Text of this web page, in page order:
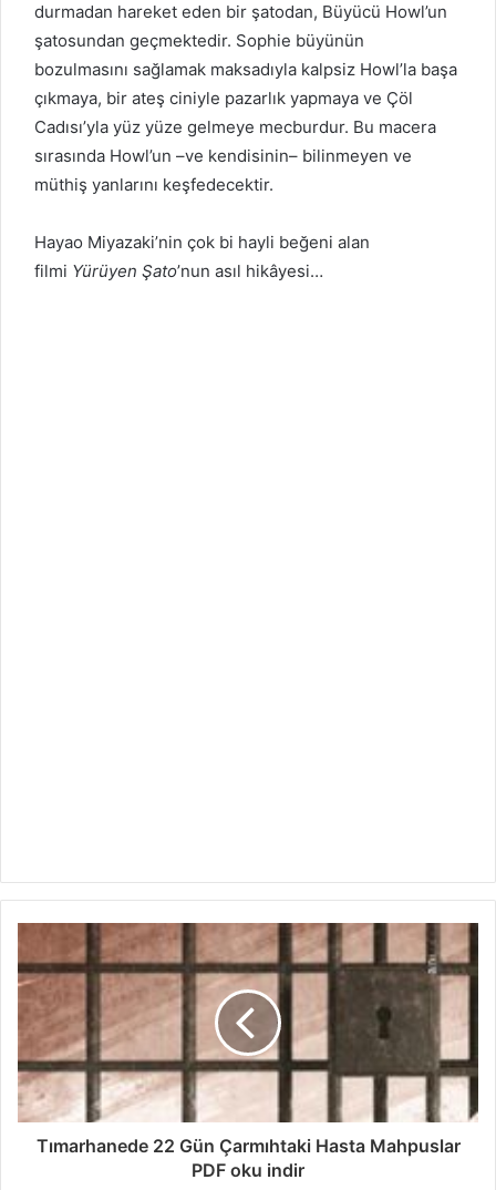
durmadan hareket eden bir şatodan, Büyücü Howl’un
şatosundan geçmektedir. Sophie büyünün
bozulmasını sağlamak maksadıyla kalpsiz Howl’la başa
çıkmaya, bir ateş ciniyle pazarlık yapmaya ve Çöl
Cadısı’yla yüz yüze gelmeye mecburdur. Bu macera
sırasında Howl’un –ve kendisinin– bilinmeyen ve
müthiş yanlarını keşfedecektir.
Hayao Miyazaki’nin çok bi hayli beğeni alan
filmi Yürüyen Şato’nun asıl hikâyesi…
Tımarhanede 22 Gün Çarmıhtaki Hasta Mahpuslar
PDF oku indir